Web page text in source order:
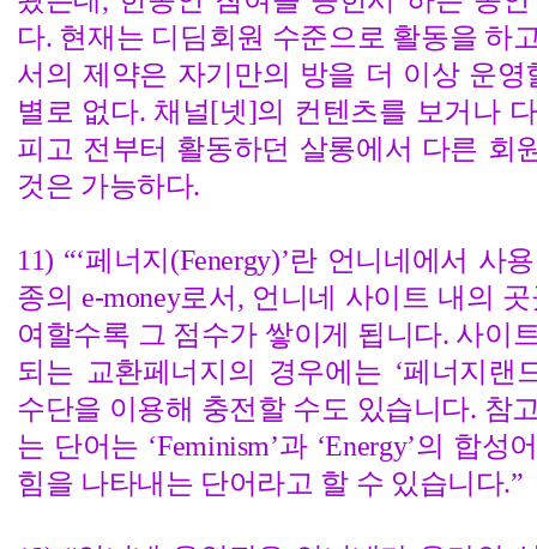
다. 현재는 디딤회원 수준으로 활동을 하
서의 제약은 자기만의 방을 더 이상 운
별로 없다. 채널[넷]의 컨텐츠를 보거나
피고 전부터 활동하던 살롱에서 다른 회
것은 가능하다.
11) “‘페너지(Fenergy)’란 언니네에서 사
종의 e-money로서, 언니네 사이트 내의
여할수록 그 점수가 쌓이게 됩니다. 사이
되는 교환페너지의 경우에는 ‘페너지랜
수단을 이용해 충전할 수도 있습니다. 참
는 단어는 ‘Feminism’과 ‘Energy’의 합
힘을 나타내는 단어라고 할 수 있습니다.”